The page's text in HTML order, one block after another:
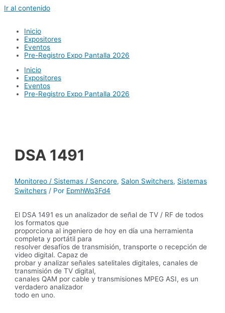
Ir al contenido
Inicio
Expositores
Eventos
Pre-Registro Expo Pantalla 2026
Inicio
Expositores
Eventos
Pre-Registro Expo Pantalla 2026
DSA 1491
Monitoreo / Sistemas / Sencore, Salon Switchers, Sistemas
Switchers / Por EpmhWq3Fd4
El DSA 1491 es un analizador de señal de TV / RF de todos
los formatos que
proporciona al ingeniero de hoy en día una herramienta
completa y portátil para
resolver desafíos de transmisión, transporte o recepción de
video digital. Capaz de
probar y analizar señales satelitales digitales, canales de
transmisión de TV digital,
canales QAM por cable y transmisiones MPEG ASI, es un
verdadero analizador
todo en uno.